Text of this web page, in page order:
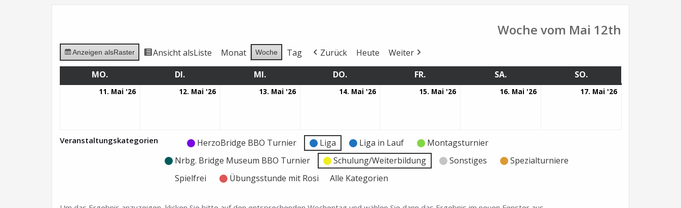
Woche vom Mai 12th
Anzeigen alsRaster Ansicht alsListe Monat Woche Tag Zurück Heute
Weiter
MO.
DI. MI. DO. FR. SA.SAMSTAG SO.SONNTAG
11. Mai '26 12. Mai '26 13. Mai '26 14. Mai '26 15. Mai '26 16. Mai '26 17. Mai '26
Veranstaltungskategorien
Kategorie
ohne
Titel
Kategorie
ohne
Titel
HerzoBridge BBO Turnier Liga Liga in Lauf
Montagsturnier
Nrbg. Bridge Museum BBO Turnier
Schulung/Weiterbildung Sonstiges
Spezialturniere
Spielfrei
Übungsstunde mit Rosi Alle Kategorien